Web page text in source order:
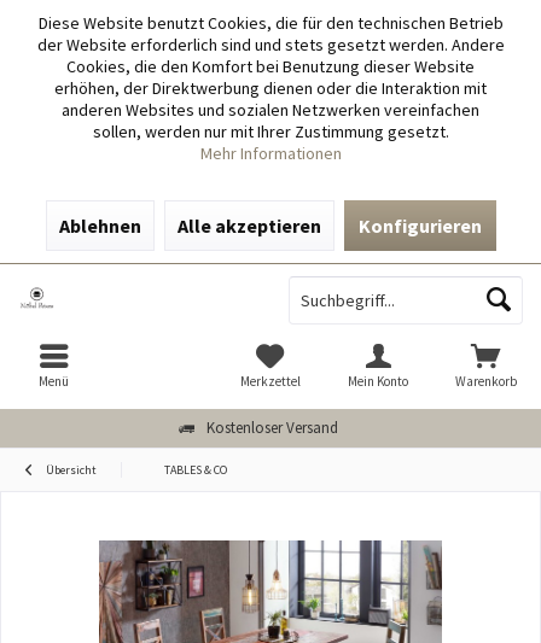
Diese Website benutzt Cookies, die für den technischen Betrieb
der Website erforderlich sind und stets gesetzt werden. Andere
Cookies, die den Komfort bei Benutzung dieser Website
erhöhen, der Direktwerbung dienen oder die Interaktion mit
anderen Websites und sozialen Netzwerken vereinfachen
sollen, werden nur mit Ihrer Zustimmung gesetzt.
Mehr Informationen
Ablehnen Alle akzeptieren Konfigurieren
Kostenloser Versand
Menü Warenkorb
Merkzettel Mein Konto
Übersicht TABLES & CO